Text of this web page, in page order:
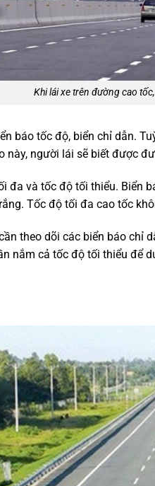
Khi lái xe trên đường cao
báo tốc độ, biển chỉ dẫn.
này, người lái sẽ biết được
đa và tốc độ tối thiểu. Biển
Tốc độ tối đa cao tốc
theo dõi các biển báo chỉ
nắm cả tốc độ tối thiểu để